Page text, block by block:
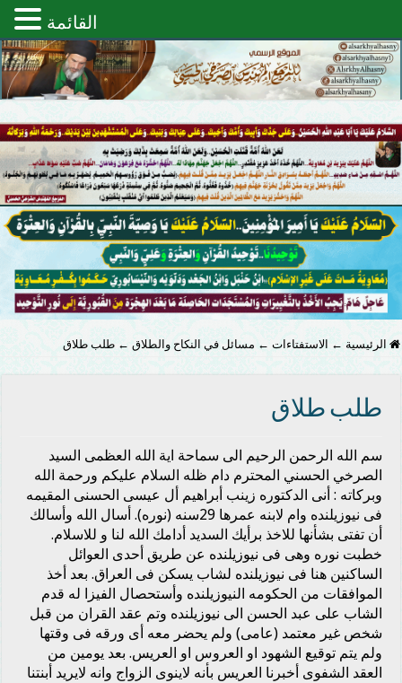
الرئيسية ← الاستفتاءات ← مسائل في النكاح والطلاق ← طلب طلاق
طلب طلاق
سم الله الرحمن الرحيم الى سماحة اية الله العظمى السيد
الصرخي الحسني المحترم دام ظله السلام عليكم ورحمة الله
وبركاته : أنى الدكتوره زينب أبراهيم أل عيسى الحسنى المقيمه
فى نيوزيلنده وام لابنه عمرها 29سنه (نوره). أسال الله وأسالك
أن تفتى بشأنها للاخذ برأيك السديد أدامك الله لنا و للاسلام.
خطبت نوره وهى فى نيوزيلنده عن طريق أحدى العوائل
الساكنين هنا فى نيوزيلنده لشاب يسكن فى العراق. بعد أخذ
الموافقات من الحكومه النيوزيلنده وأستحصال الفيزا له قدم
الشاب على عبد الحسن الى نيوزيلنده وتم عقد القران من قبل
شخص غير معتمد (عامى) ولم يحضر معه أى ورقه فى وقتها
ولم يتم توقيع الشهود او العروس او العريس. بعد يومين من
العقد الشفوى أخبرنا العريس بأنه لاينوى الزواج وانه لايريد أبنتنا
القائمة